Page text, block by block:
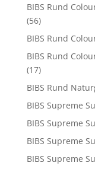
BIBS Rund
(56)
BIBS Rund
BIBS Rund
(17)
BIBS Rund
BIBS Supreme
BIBS Supreme
BIBS Supreme
BIBS Supreme